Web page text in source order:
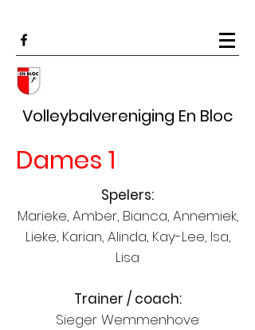
Volleybalvereniging En Bloc
Dames 1
Spelers:
Marieke, Amber, Bianca, Annemiek,
Lieke, Karian, Alinda, Kay-Lee, Isa,
Lisa
Trainer / coach:
Sieger Wemmenhove